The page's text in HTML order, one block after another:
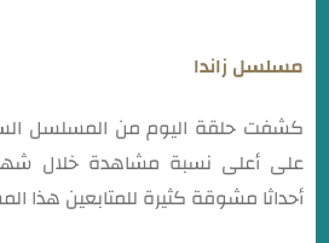
مسلسل زاندا
كشفت حلقة اليوم من المسلسل
أحداثا مشوقة كثيرة للمتابعين هذا